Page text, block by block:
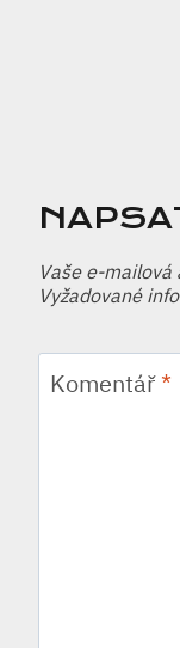
Vaše e-mailová
Vyžadované
Komentář*